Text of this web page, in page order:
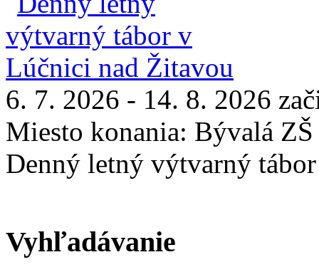
6. 7. 2026 - 14. 8. 2026
Miesto konania: Bývalá ZŠ
Denný letný výtvarný
Vyhľadávanie